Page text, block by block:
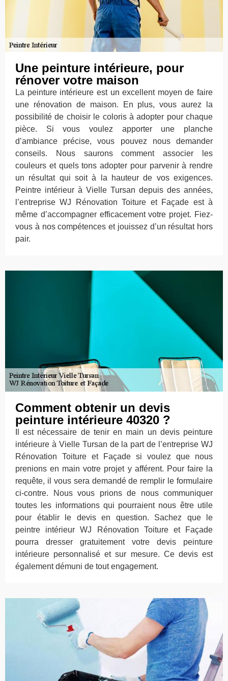
Une peinture intérieure, pour
rénover votre maison
La peinture intérieure est un excellent moyen de faire
une rénovation de maison. En plus, vous aurez la
possibilité de choisir le coloris à adopter pour chaque
pièce. Si vous voulez apporter une planche
d’ambiance précise, vous pouvez nous demander
conseils. Nous saurons comment associer les
couleurs et quels tons adopter pour parvenir à rendre
un résultat qui soit à la hauteur de vos exigences.
Peintre intérieur à Vielle Tursan depuis des années,
l’entreprise WJ Rénovation Toiture et Façade est à
même d’accompagner efficacement votre projet. Fiez-
vous à nos compétences et jouissez d’un résultat hors
pair.
Comment obtenir un devis
peinture intérieure 40320 ?
Il est nécessaire de tenir en main un devis peinture
intérieure à Vielle Tursan de la part de l’entreprise WJ
Rénovation Toiture et Façade si voulez que nous
prenions en main votre projet y afférent. Pour faire la
requête, il vous sera demandé de remplir le formulaire
ci-contre. Nous vous prions de nous communiquer
toutes les informations qui pourraient nous être utile
pour établir le devis en question. Sachez que le
peintre intérieur WJ Rénovation Toiture et Façade
pourra dresser gratuitement votre devis peinture
intérieure personnalisé et sur mesure. Ce devis est
également démuni de tout engagement.